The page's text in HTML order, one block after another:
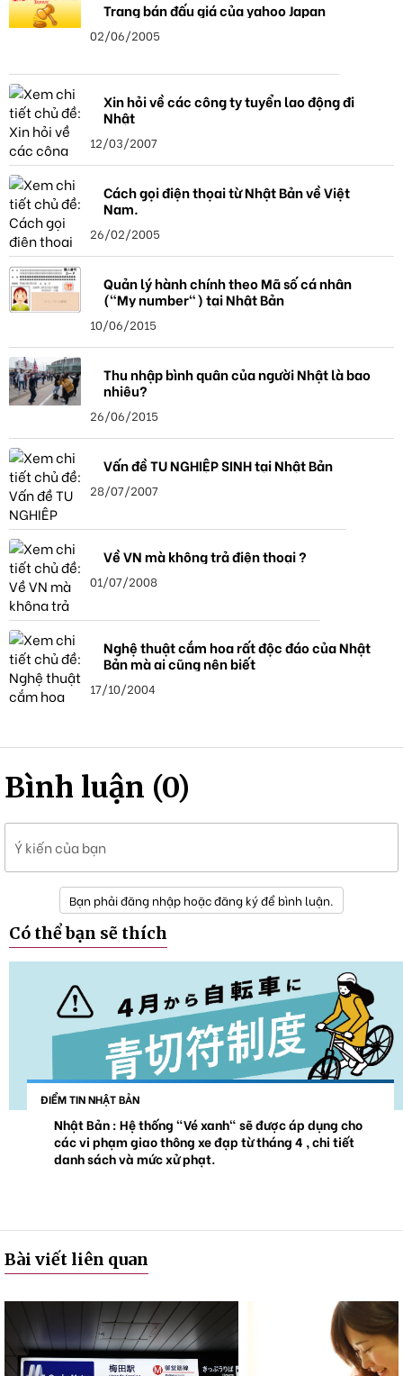
Trang bán đấu giá của yahoo Japan
02/06/2005
Xin hỏi về các công ty tuyển lao động đi
Nhật
12/03/2007
Cách gọi điện thọai từ Nhật Bản về Việt
Nam.
26/02/2005
Quản lý hành chính theo Mã số cá nhân
("My number") tại Nhật Bản
10/06/2015
Thu nhập bình quân của người Nhật là bao
nhiêu?
26/06/2015
Vấn đề TU NGHIỆP SINH tại Nhật Bản
28/07/2007
Về VN mà không trả điện thoại ?
01/07/2008
Nghệ thuật cắm hoa rất độc đáo của Nhật
Bản mà ai cũng nên biết
17/10/2004
Bình luận (0)
Ý kiến của bạn
Bạn phải đăng nhập hoặc đăng ký để bình luận.
Có thể bạn sẽ thích
ĐIỂM TIN NHẬT BẢN
Nhật Bản : Hệ thống "Vé xanh" sẽ được áp dụng cho
các vi phạm giao thông xe đạp từ tháng 4 , chi tiết
danh sách và mức xử phạt.
Bài viết liên quan